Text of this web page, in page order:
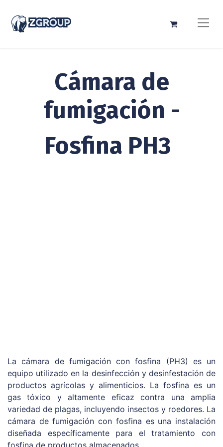
Cámara de
fumigación -
Fosfina PH3
La cámara de fumigación con fosfina (PH3) es un
equipo utilizado en la desinfección y desinfestación de
productos agrícolas y alimenticios. La fosfina es un
gas tóxico y altamente eficaz contra una amplia
variedad de plagas, incluyendo insectos y roedores. La
cámara de fumigación con fosfina es una instalación
diseñada específicamente para el tratamiento con
fosfina de productos almacenados